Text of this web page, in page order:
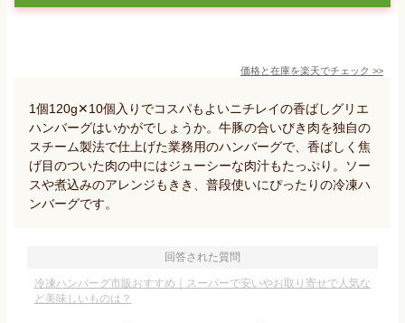
価格と在庫を楽天でチェック >>
1個120g✕10個入りでコスパもよいニチレイの香ばしグリエ
ハンバーグはいかがでしょうか。牛豚の合いびき肉を独自の
スチーム製法で仕上げた業務用のハンバーグで、香ばしく焦
げ目のついた肉の中にはジューシーな肉汁もたっぷり。ソー
スや煮込みのアレンジもきき、普段使いにぴったりの冷凍ハ
ンバーグです。
回答された質問
冷凍ハンバーグ市販おすすめ｜スーパーで安いやお取り寄せで人気な
ど美味しいものは？